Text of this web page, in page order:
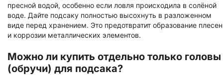
пресной водой, особенно если ловля происходила в солёной
воде. Дайте подсаку полностью высохнуть в разложенном
виде перед хранением. Это предотвратит образование
и коррозии металлических элементов.
Можно ли купить отдельно только головы
(обручи) для подсака?